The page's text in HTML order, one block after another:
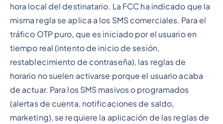
hora local del destinatario. La FCC ha indicado que la
misma regla se aplica a los SMS comerciales. Para el
tráfico OTP puro, que es iniciado por el usuario en
tiempo real (intento de inicio de sesión,
restablecimiento de contraseña), las reglas de
horario no suelen activarse porque el usuario acaba
de actuar. Para los SMS masivos o programados
(alertas de cuenta, notificaciones de saldo,
marketing), se requiere la aplicación de las reglas de